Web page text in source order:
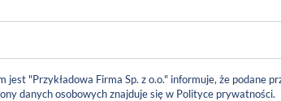
"Przykładowa Firma Sp. z o.o." informuje, że podane
danych osobowych znajduje się w Polityce prywatności.